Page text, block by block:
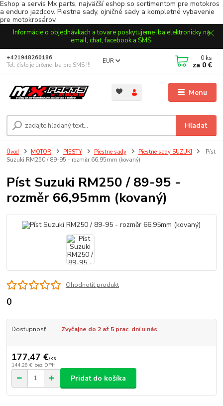
Eshop a servis Mx parts, najväčší eshop so sortimentom pre motokros
a enduro jazdcov. Piestna sady, ojničné sady a kompletné vybavenie
pre motokrosárov.
Informácie o objednávkach a tovare poskytujeme iba elektronicky na
email, chat, facebook a SMS.
Menu
EUR
Hľadať
+421948260186
Tel. číslo je určené iba pre SMS !!!
0 ks
za 0 €
Úvod MOTOR PIESTY Piestne sady Piestne sady SUZUKI
Píst
Suzuki RM250 / 89-95 - rozměr 66,95mm (kovaný)
Píst Suzuki RM250 / 89-95 -
rozměr 66,95mm (kovaný)
Ohodnotiť produkt
0
Dostupnosť Zvyčajne do 2 až 5 prac. dní u nás
177,47 €/ks
144,28 € bez DPH
Pridať do košíka